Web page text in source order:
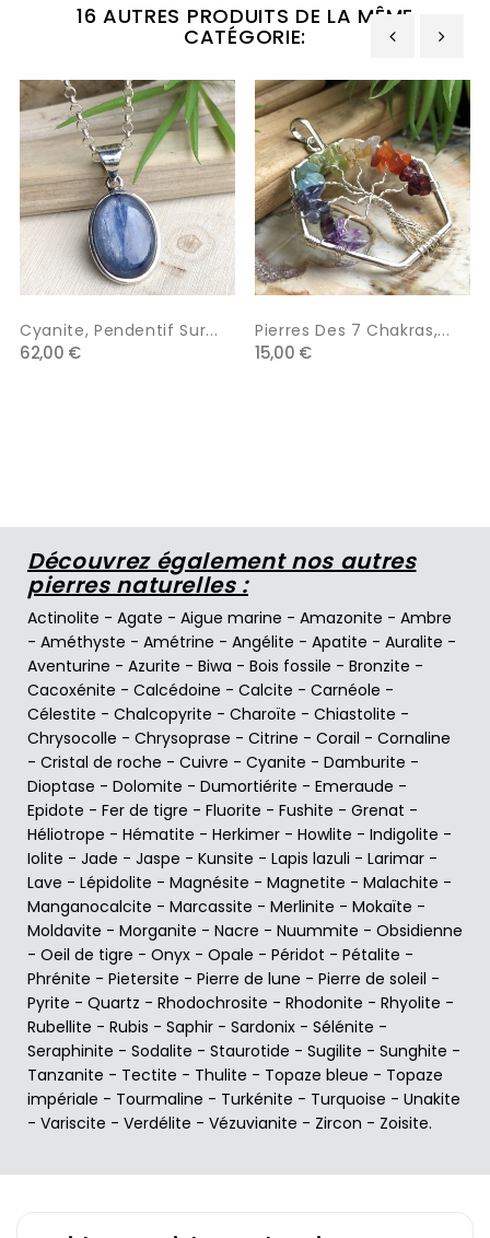
16 AUTRES PRODUITS DE LA MÊME
CATÉGORIE:
Cyanite, Pendentif Sur...
62,00 €
Pierres Des 7 Chakras,...
15,00 €
‹ ›
Découvrez également nos autres
pierres naturelles :
Actinolite - Agate - Aigue marine - Amazonite - Ambre
- Améthyste - Amétrine - Angélite - Apatite - Auralite -
Aventurine - Azurite - Biwa - Bois fossile - Bronzite -
Cacoxénite - Calcédoine - Calcite - Carnéole -
Célestite - Chalcopyrite - Charoïte - Chiastolite -
Chrysocolle - Chrysoprase - Citrine - Corail - Cornaline
- Cristal de roche - Cuivre - Cyanite - Damburite -
Dioptase - Dolomite - Dumortiérite - Emeraude -
Epidote - Fer de tigre - Fluorite - Fushite - Grenat -
Héliotrope - Hématite - Herkimer - Howlite - Indigolite -
Iolite - Jade - Jaspe - Kunsite - Lapis lazuli - Larimar -
Lave - Lépidolite - Magnésite - Magnetite - Malachite -
Manganocalcite - Marcassite - Merlinite - Mokaïte -
Moldavite - Morganite - Nacre - Nuummite - Obsidienne
- Oeil de tigre - Onyx - Opale - Péridot - Pétalite -
Phrénite - Pietersite - Pierre de lune - Pierre de soleil -
Pyrite - Quartz - Rhodochrosite - Rhodonite - Rhyolite -
Rubellite - Rubis - Saphir - Sardonix - Sélénite -
Seraphinite - Sodalite - Staurotide - Sugilite - Sunghite -
Tanzanite - Tectite - Thulite - Topaze bleue - Topaze
impériale - Tourmaline - Turkénite - Turquoise - Unakite
- Variscite - Verdélite - Vézuvianite - Zircon - Zoisite.